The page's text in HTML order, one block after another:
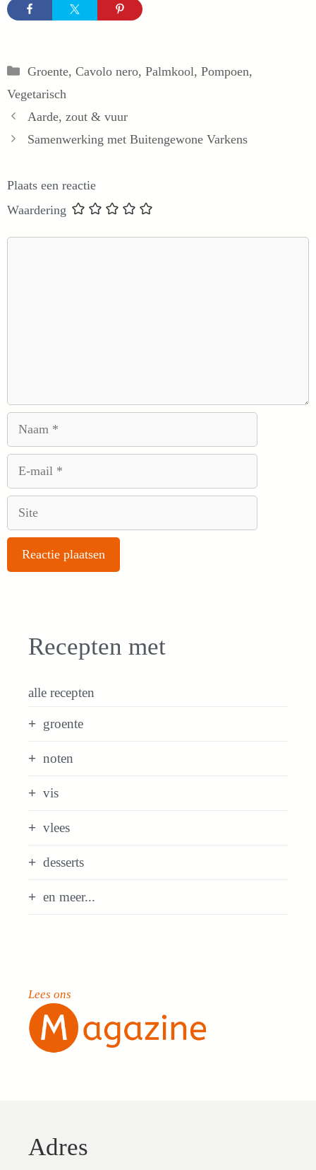
Categorieën
Groente, Cavolo nero, Palmkool, Pompoen,
Vegetarisch
Aarde, zout & vuur
Samenwerking met Buitengewone Varkens
Plaats een reactie
Waardering
Recepten met
alle recepten
groente
noten
vis
vlees
desserts
en meer...
Lees ons
Adres